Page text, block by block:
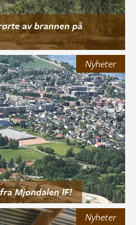
av brannen på
Nyheter
Mjøndalen IF!
Nyheter